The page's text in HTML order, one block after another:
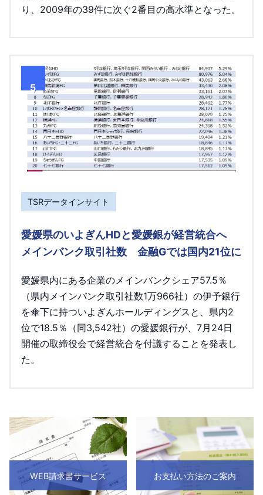
り、2009年の39件に次ぐ2番目の高水準となった。
5
TSRデータインサイト
愛媛県のいよぎんHDと愛媛銀が経営統合へ
メインバンク取引社数 金融Gでは国内21位に
愛媛県内にある企業のメインバンクシェア57.5％
（県内メインバンク取引社数1万966社）の伊予銀行
を傘下に持ついよぎんホールディングスと、県内2
位で18.5％（同3,542社）の愛媛銀行が、7月24日
開催の取締役会で経営統合を付議することを発表し
た。
WEB請求書サービス お支払い方法のご案内